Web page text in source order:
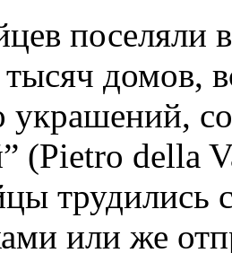
поселяли
домов,
украшений,
(Pietro
трудились
или же